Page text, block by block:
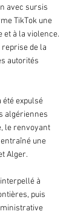
avec sursis
TikTok une
et à la violence.
de la
autorités
été expulsé
algériennes
le renvoyant
une
Alger.
à
puis